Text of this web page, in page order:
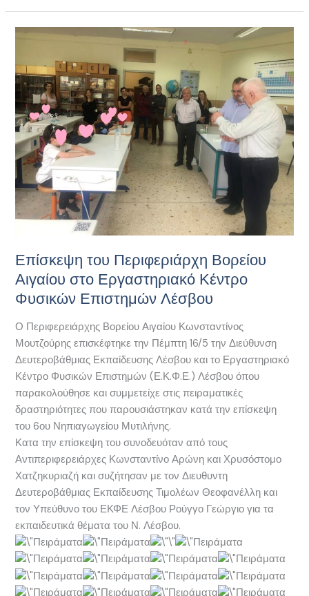
Επίσκεψη του Περιφεριάρχη Βορείου
Αιγαίου στο Εργαστηριακό Κέντρο
Φυσικών Επιστημών Λέσβου
Ο Περιφερειάρχης Βορείου Αιγαίου Κωνσταντίνος
Μουτζούρης επισκέφτηκε την Πέμπτη 16/5 την Διεύθυνση
Δευτεροβάθμιας Εκπαίδευσης Λέσβου και το Εργαστηριακό
Κέντρο Φυσικών Επιστημών (Ε.Κ.Φ.Ε.) Λέσβου όπου
παρακολούθησε και συμμετείχε στις πειραματικές
δραστηριότητες που παρουσιάστηκαν κατά την επίσκεψη
του 6ου Νηπιαγωγείου Μυτιλήνης.
Κατα την επίσκεψη του συνοδευόταν από τους
Αντιπεριφερειάρχες Κωνσταντίνο Αρώνη και Χρυσόστομο
Χατζηκυριαζή και συζήτησαν με τον Διευθυντη
Δευτεροβάθμιας Εκπαίδευσης Τιμολέων Θεοφανέλλη και
τον Υπεύθυνο του ΕΚΦΕ Λέσβου Ρούγγο Γεώργιο για τα
εκπαιδευτικά θέματα του Ν. Λέσβου.
Επίσκεψη
Περιφεριάρχη
Βορείου
Αιγαίου
στο
Εργαστηριακό
Κέντρο
Φυσικών
Επιστημών
Λέσβου